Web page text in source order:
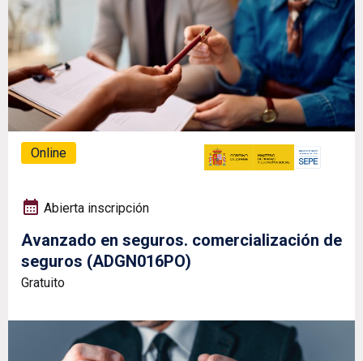
Online
Abierta inscripción
Avanzado en seguros. comercialización de
seguros (ADGN016PO)
Gratuito